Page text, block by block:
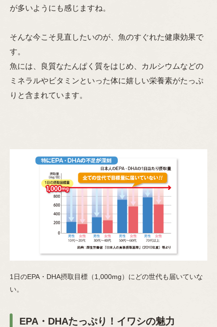
が多いようにも感じますね。
そんな今こそ見直したいのが、魚のすぐれた健康効果で
す。
魚には、良質なたんぱく質をはじめ、カルシウムなどの
ミネラルやビタミンといった体に嬉しい栄養素がたっぷ
りと含まれています。
1日のEPA・DHA摂取目標（1,000mg）にどの世代も届いていな
い。
EPA・DHAたっぷり！イワシの魅力